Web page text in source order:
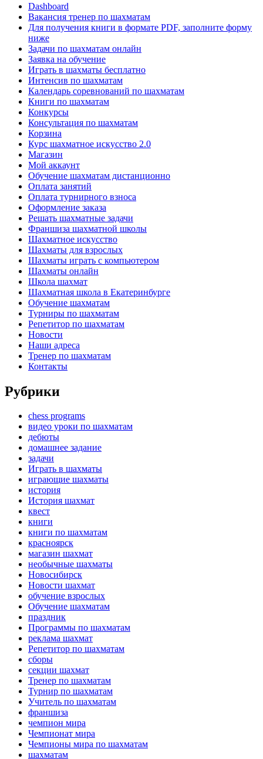
Dashboard
Вакансия тренер по шахматам
Для получения книги в формате PDF, заполните форму
ниже
Задачи по шахматам онлайн
Заявка на обучение
Играть в шахматы бесплатно
Интенсив по шахматам
Календарь соревнований по шахматам
Книги по шахматам
Конкурсы
Консультация по шахматам
Корзина
Курс шахматное искусство 2.0
Магазин
Мой аккаунт
Обучение шахматам дистанционно
Оплата занятий
Оплата турнирного взноса
Оформление заказа
Решать шахматные задачи
Франшиза шахматной школы
Шахматное искусство
Шахматы для взрослых
Шахматы играть с компьютером
Шахматы онлайн
Школа шахмат
Шахматная школа в Екатеринбурге
Обучение шахматам
Турниры по шахматам
Репетитор по шахматам
Новости
Наши адреса
Тренер по шахматам
Контакты
Рубрики
chess programs
видео уроки по шахматам
дебюты
домашнее задание
задачи
Играть в шахматы
играющие шахматы
история
История шахмат
квест
книги
книги по шахматам
красноярск
магазин шахмат
необычные шахматы
Новосибирск
Новости шахмат
обучение взрослых
Обучение шахматам
праздник
Программы по шахматам
реклама шахмат
Репетитор по шахматам
сборы
секции шахмат
Тренер по шахматам
Турнир по шахматам
Учитель по шахматам
франшиза
чемпион мира
Чемпионат мира
Чемпионы мира по шахматам
шахматам